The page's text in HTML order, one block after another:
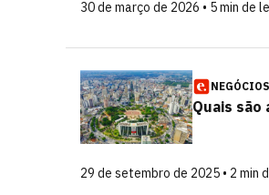
30 de março de 2026 • 5 min de
NEGÓCIOS
Quais são
29 de setembro de 2025 • 2 min